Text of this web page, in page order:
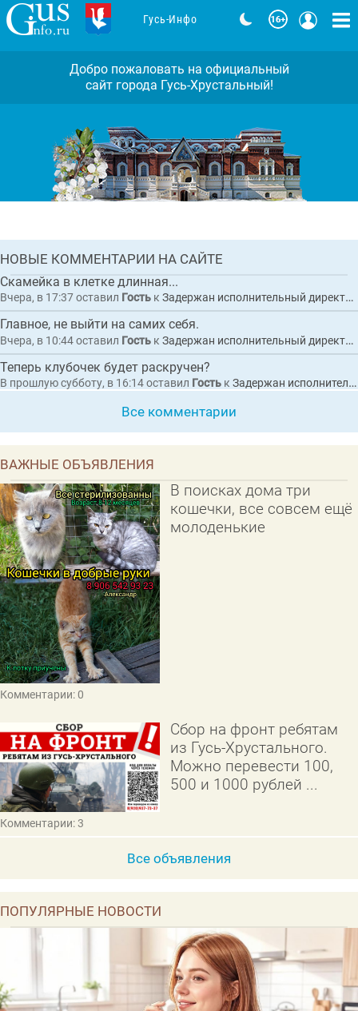
ГЛАВНАЯНОВОСТЬ
Задержан исполнительный директор
коммерческой организации по
обвинению в покушении на
набережной в Гусь-Хрустальном
НОВЫЕ КОММЕНТАРИИ НА САЙТЕ
Скамейка в клетке длинная...
Вчера, в 17:37оставил Гость к Задержан исполнительный директор коммерческой организации по обвинению в покушении на мошенничество при выполнении работ по благоустройству набережной в Гусь-Хрустальном
Главное, не выйти на самих себя.
Вчера, в 10:44оставил Гость к Задержан исполнительный директор коммерческой организации по обвинению в покушении на мошенничество при выполнении работ по благоустройству набережной в Гусь-Хрустальном
Теперь клубочек будет раскручен?
В прошлую субботу, в 16:14оставил Гость к Задержан исполнительный директор коммерческой организации по обвинению в покушении на мошенничество при выполнении работ по благоустройству набережной в Гусь-Хрустальном
Все комментарии
ВАЖНЫЕ ОБЪЯВЛЕНИЯ
В поисках дома три
кошечки, все совсем ещё
молоденькие
Комментарии: 0
Сбор на фронт ребятам
из Гусь-Хрустального.
Можно перевести 100,
500 и 1000 рублей ...
Комментарии: 3
Все объявления
ПОПУЛЯРНЫЕ НОВОСТИ
Гусь-Инфо
Добро пожаловать на официальный
сайт города Гусь-Хрустальный!